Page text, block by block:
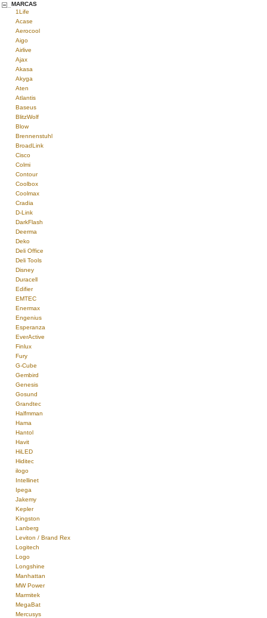
MARCAS
1Life
Acase
Aerocool
Aigo
Airlive
Ajax
Akasa
Akyga
Aten
Atlantis
Baseus
BlitzWolf
Blow
Brennenstuhl
BroadLink
Cisco
Colmi
Contour
Coolbox
Coolmax
Cradia
D-Link
DarkFlash
Deerma
Deko
Deli Office
Deli Tools
Disney
Duracell
Edifier
EMTEC
Enermax
Engenius
Esperanza
EverActive
Finlux
Fury
G-Cube
Gembird
Genesis
Gosund
Grandtec
Halfmman
Hama
Hantol
Havit
HiLED
Hiditec
ilogo
Intellinet
Ipega
Jakemy
Kepler
Kingston
Lanberg
Leviton / Brand Rex
Logitech
Logo
Longshine
Manhattan
MW Power
Marmitek
MegaBat
Mercusys